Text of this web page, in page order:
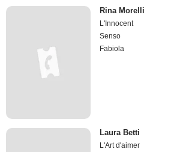
Rina Morelli
L'Innocent
Senso
Fabiola
Laura Betti
L'Art d'aimer